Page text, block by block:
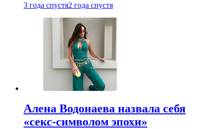
3 года спустя2 года спустя
Алена Водонаева назвала себя
«секс-символом эпохи»